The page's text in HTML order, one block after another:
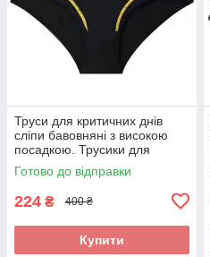
Труси для критичних днів
сліпи бавовняні з високою
посадкою. Трусики для
місячних з чорною
ластовицею
Готово до відправки
224 ₴ 400 ₴
Купити